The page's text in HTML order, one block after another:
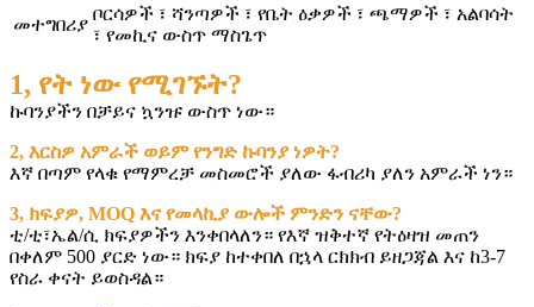
መተግበሪያ
ቦርሳዎች ፣ ሻንጣዎች ፣ የቤት ዕቃዎች ፣ ጫማዎች ፣ አልባሳት
፣ የመኪና ውስጥ ማስጌጥ
1, የት ነው የሚገኙት?
ኩባንያችን በቻይና ኳንዡ ውስጥ ነው።
2, እርስዎ አምራች ወይም የንግድ ኩባንያ ነዎት?
እኛ በጣም የላቁ የማምረቻ መስመሮች ያለው ፋብሪካ ያለን አምራች ነን።
3, ክፍያዎ, MOQ እና የመላኪያ ውሎች ምንድን ናቸው?
ቲ/ቲ፣ኤል/ሲ ክፍያዎችን እንቀበላለን። የእኛ ዝቅተኛ የትዕዛዝ መጠን
በቀለም 500 ያርድ ነው። ክፍያ ከተቀበለ በኋላ ርክክብ ይዘጋጃል እና ከ3-7
የስራ ቀናት ይወስዳል።